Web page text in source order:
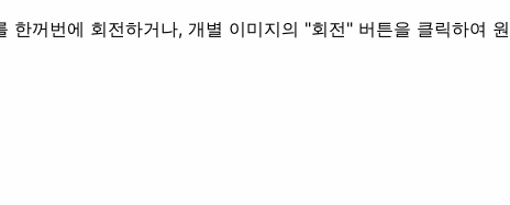
꺼번에 회전하거나, 개별 이미지의 "회전" 버튼을 클릭하여